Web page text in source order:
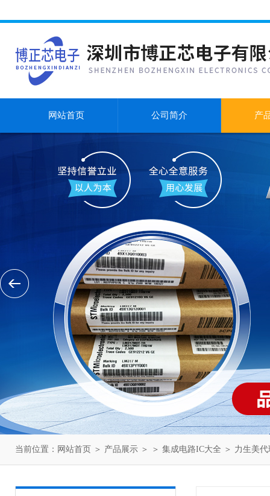
网站首页 公司简介 产
当前位置： 网站首页 ＞ 产品展示 ＞ ＞ 集成电路IC大全 ＞ 力生美